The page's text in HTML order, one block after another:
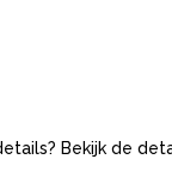
Bekijk de